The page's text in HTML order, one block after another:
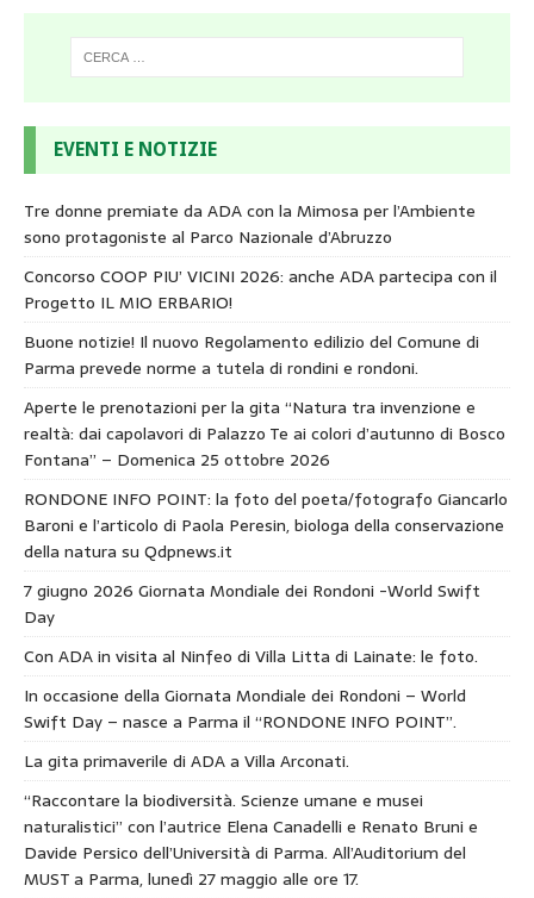
EVENTI E NOTIZIE
Tre donne premiate da ADA con la Mimosa per l’Ambiente
sono protagoniste al Parco Nazionale d’Abruzzo
Concorso COOP PIU’ VICINI 2026: anche ADA partecipa con il
Progetto IL MIO ERBARIO!
Buone notizie! Il nuovo Regolamento edilizio del Comune di
Parma prevede norme a tutela di rondini e rondoni.
Aperte le prenotazioni per la gita “Natura tra invenzione e
realtà: dai capolavori di Palazzo Te ai colori d’autunno di Bosco
Fontana” – Domenica 25 ottobre 2026
RONDONE INFO POINT: la foto del poeta/fotografo Giancarlo
Baroni e l’articolo di Paola Peresin, biologa della conservazione
della natura su Qdpnews.it
7 giugno 2026 Giornata Mondiale dei Rondoni -World Swift
Day
Con ADA in visita al Ninfeo di Villa Litta di Lainate: le foto.
In occasione della Giornata Mondiale dei Rondoni – World
Swift Day – nasce a Parma il “RONDONE INFO POINT”.
La gita primaverile di ADA a Villa Arconati.
“Raccontare la biodiversità. Scienze umane e musei
naturalistici” con l’autrice Elena Canadelli e Renato Bruni e
Davide Persico dell’Università di Parma. All’Auditorium del
MUST a Parma, lunedì 27 maggio alle ore 17.